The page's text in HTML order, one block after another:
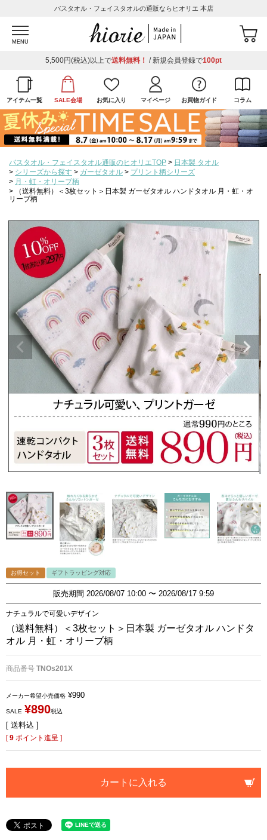
バスタオル・フェイスタオルの通販ならヒオリエ 本店
MENU
5,500円(税込)以上で送料無料！ / 新規会員登録で100pt
アイテム一覧 SALE会場 お気に入り マイページ お買物ガイド コラム
バスタオル・フェイスタオル通販のヒオリエTOP
日本製 タオル
シリーズから探す
ガーゼタオル
プリント柄シリーズ
月・虹・オリーブ柄
（送料無料）＜3枚セット＞日本製 ガーゼタオル ハンドタオル 月・虹・オ
リーブ柄
お得セット ギフトラッピング対応
販売期間 2026/08/07 10:00 〜 2026/08/17 9:59
ナチュラルで可愛いデザイン
（送料無料）＜3枚セット＞日本製 ガーゼタオル ハンドタ
オル 月・虹・オリーブ柄
商品番号 TNOs201X
メーカー希望小売価格 ¥990
SALE ¥890税込
送料込
[9 ポイント進呈 ]
カートに入れる